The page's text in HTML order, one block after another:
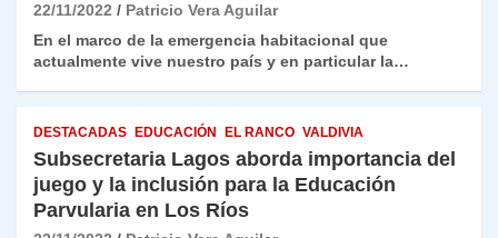
22/11/2022
Patricio Vera Aguilar
En el marco de la emergencia habitacional que
actualmente vive nuestro país y en particular la…
DESTACADAS EDUCACIÓN EL RANCO VALDIVIA
Subsecretaria Lagos aborda importancia del
juego y la inclusión para la Educación
Parvularia en Los Ríos